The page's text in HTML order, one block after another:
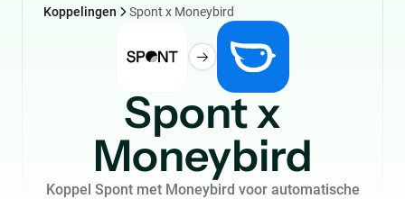
Koppelingen Spont x Moneybird
Spont x
Moneybird
Koppel Spont met Moneybird voor automatische